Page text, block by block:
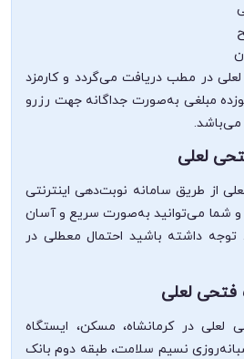
در مطب دریافت می‌گردد و کارمزد
مبلغی به‌صورت جداگانه جهت رزرو
می‌باشد.
لعلی
از طریق سامانه نوبت‌دهی اینترنتی
و شما می‌توانید به‌صورت سریع و آسان
توجه داشته باشید احتمال معطلی در
لعلی
در کرمانشاه، مسکن، ایستگاه
نسیم سلامت، طبقه دوم بانک